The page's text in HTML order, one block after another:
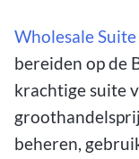
Wholesale Suite
bereiden op de
krachtige suite
beheren,